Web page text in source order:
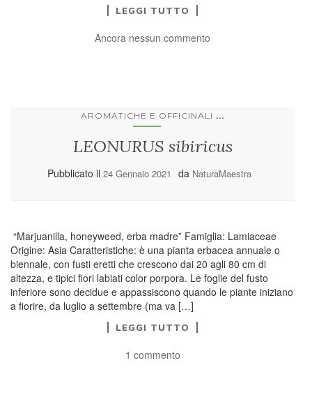
LEGGI TUTTO
Ancora nessun commento
AROMATICHE E OFFICINALI ...
LEONURUS sibiricus
Pubblicato il 24 Gennaio 2021 da NaturaMaestra
“Marjuanilla, honeyweed, erba madre” Famiglia: Lamiaceae
Origine: Asia Caratteristiche: è una pianta erbacea annuale o
biennale, con fusti eretti che crescono dai 20 agli 80 cm di
altezza, e tipici fiori labiati color porpora. Le foglie del fusto
inferiore sono decidue e appassiscono quando le piante iniziano
a fiorire, da luglio a settembre (ma va […]
LEGGI TUTTO
1 commento